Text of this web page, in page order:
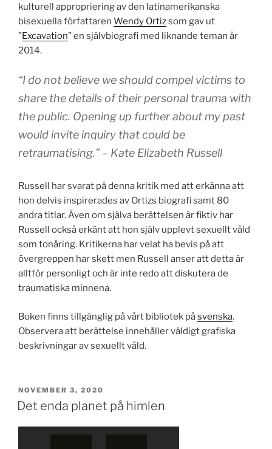
kulturell appropriering av den latinamerikanska
bisexuella författaren Wendy Ortizsom gav ut
”Excavation” en självbiografi med liknande teman år
2014.
“I do not believe we should compel victims to
share the details of their personal trauma with
the public. Opening up further about my past
would invite inquiry that could be
retraumatising.” – Kate Elizabeth Russell
Russell har svarat på denna kritik med att erkänna att
hon delvis inspirerades av Ortizs biografi samt 80
andra titlar. Även om själva berättelsen är fiktiv har
Russell också erkänt att hon själv upplevt sexuellt våld
som tonåring. Kritikerna har velat ha bevis på att
övergreppen har skett men Russell anser att detta är
alltför personligt och är inte redo att diskutera de
traumatiska minnena.
Boken finns tillgänglig på vårt bibliotek påsvenska.
Observera att berättelse innehåller väldigt grafiska
beskrivningar av sexuellt våld.
PUBLICERAT
NOVEMBER 3, 2020
Det enda planet på himlen